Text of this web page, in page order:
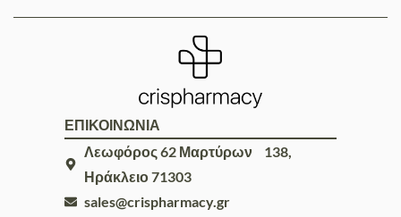
ΕΠΙΚΟΙΝΩΝΙΑ
Λεωφόρος 62 Μαρτύρων 138,
Ηράκλειο 71303
sales@crispharmacy.gr